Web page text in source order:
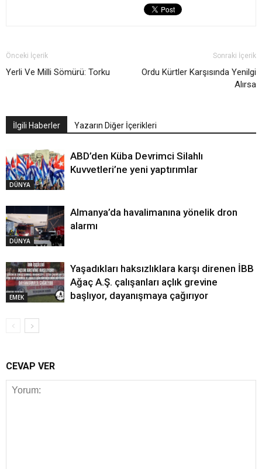
Önceki İçerik
Yerli Ve Milli Sömürü: Torku
Sonraki İçerik
Ordu Kürtler Karşısında Yenilgi
Alırsa
İlgili Haberler Yazarın Diğer İçerikleri
DÜNYA
ABD’den Küba Devrimci Silahlı
Kuvvetleri’ne yeni yaptırımlar
DÜNYA
Almanya’da havalimanına yönelik dron
alarmı
EMEK
Yaşadıkları haksızlıklara karşı direnen İBB
Ağaç A.Ş. çalışanları açlık grevine
başlıyor, dayanışmaya çağırıyor
CEVAP VER